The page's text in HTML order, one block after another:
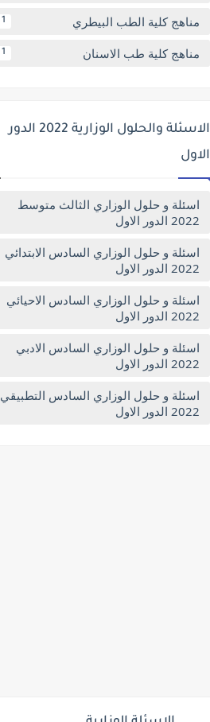
مناهج كلية الطب البيطري 1
مناهج كلية طب الاسنان 1
الاسئلة والحلول الوزارية 2022 الدور
الاول
اسئلة و حلول الوزاري الثالث متوسط
2022 الدور الاول
اسئلة و حلول الوزاري السادس الابتدائي
2022 الدور الاول
اسئلة و حلول الوزاري السادس الاحيائي
2022 الدور الاول
اسئلة و حلول الوزاري السادس الادبي
2022 الدور الاول
اسئلة و حلول الوزاري السادس التطبيقي
2022 الدور الاول